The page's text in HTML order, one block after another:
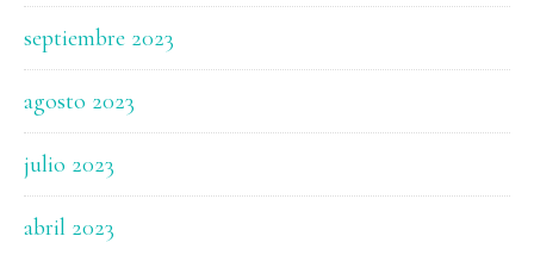
septiembre 2023
agosto 2023
julio 2023
abril 2023